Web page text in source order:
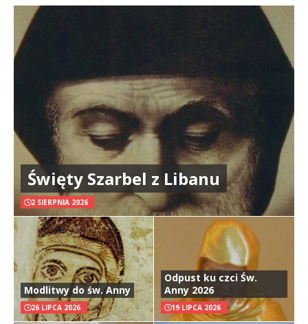
Święty Szarbel z Libanu
2 SIERPNIA 2026
Modlitwy do św. Anny
26 LIPCA 2026
Odpust ku czci Św.
Anny 2026
19 LIPCA 2026